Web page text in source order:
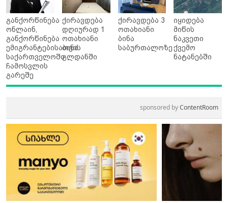
განქორწინება
ონლაინ,
განქორწინება
ემიგრანტებისათვის
საქართველოში
ჩამოსვლის
გარეშე
ქირავდება
დღიურად 1
ოთახიანი
ბინა
გლდანში
ქირავდება 3
ოთახიანი
ბინა
საბურთალოზე
იყიდება
მიწის
ნაკვეთი
ქვემო
ნატანებში
sponsored byContentRoom